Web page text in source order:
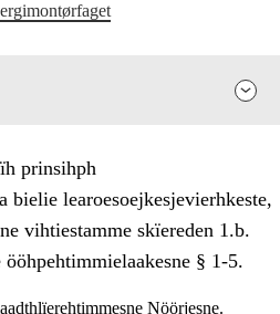
prinsihph
bielie learoesoejkesjevierhkeste,
vihtiestamme skïereden 1.b.
§ 1-5.
Nöörjesne.